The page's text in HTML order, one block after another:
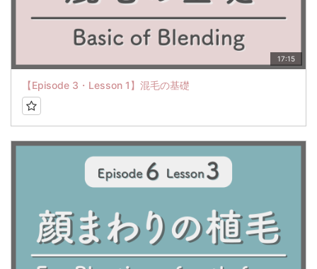
17:15
【Episode 3・Lesson 1】混毛の基礎